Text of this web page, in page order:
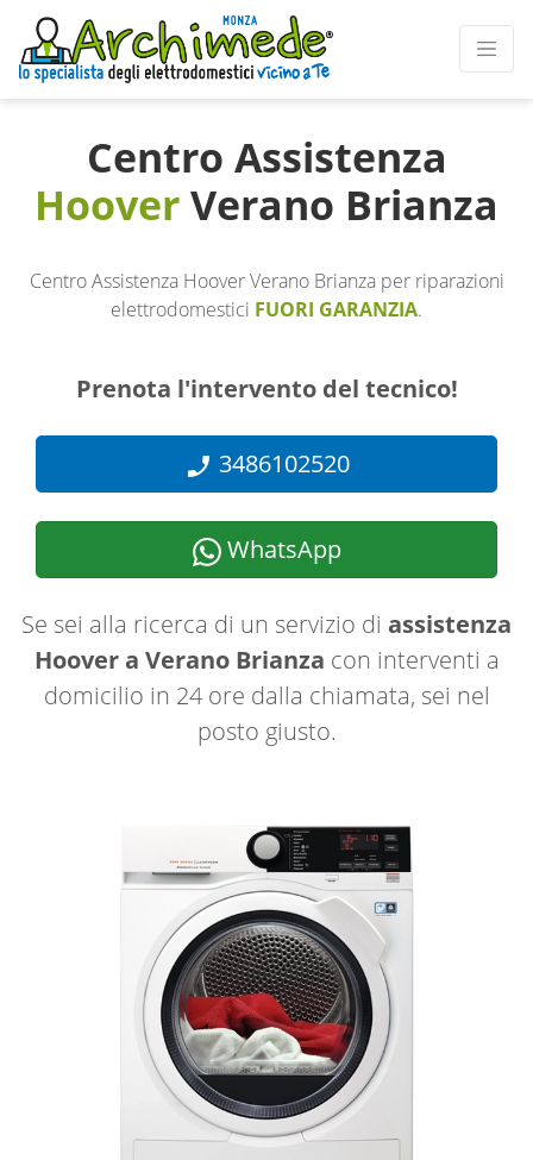
Centro Assistenza
HooverVerano Brianza
Centro Assistenza Hoover Verano Brianza per riparazioni
elettrodomestici FUORI GARANZIA.
Prenota l'intervento del tecnico!
3486102520
WhatsApp
Se sei alla ricerca di un servizio di assistenza
Hoover a Verano Brianza con interventi a
domicilio in 24 ore dalla chiamata, sei nel
posto giusto.